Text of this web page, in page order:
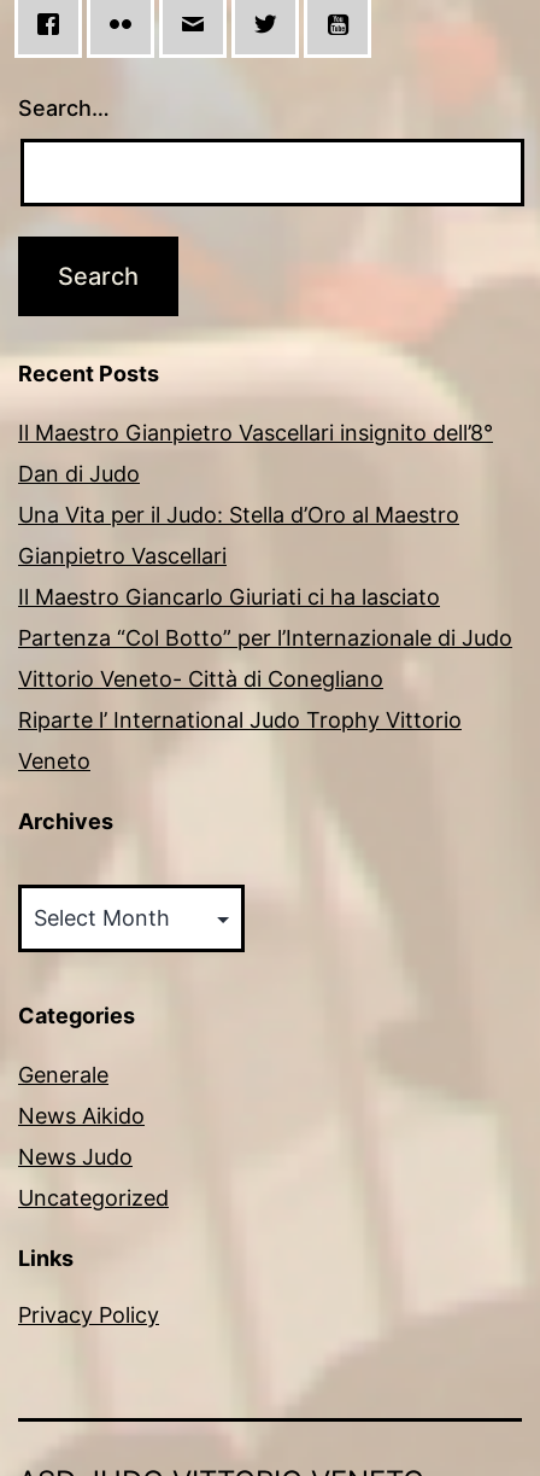
Search…
Recent Posts
Il Maestro Gianpietro Vascellari insignito dell’8°
Dan di Judo
Una Vita per il Judo: Stella d’Oro al Maestro
Gianpietro Vascellari
Il Maestro Giancarlo Giuriati ci ha lasciato
Partenza “Col Botto” per l’Internazionale di Judo
Vittorio Veneto- Città di Conegliano
Riparte l’ International Judo Trophy Vittorio
Veneto
Archives
Categories
Generale
News Aikido
News Judo
Uncategorized
Links
Privacy Policy